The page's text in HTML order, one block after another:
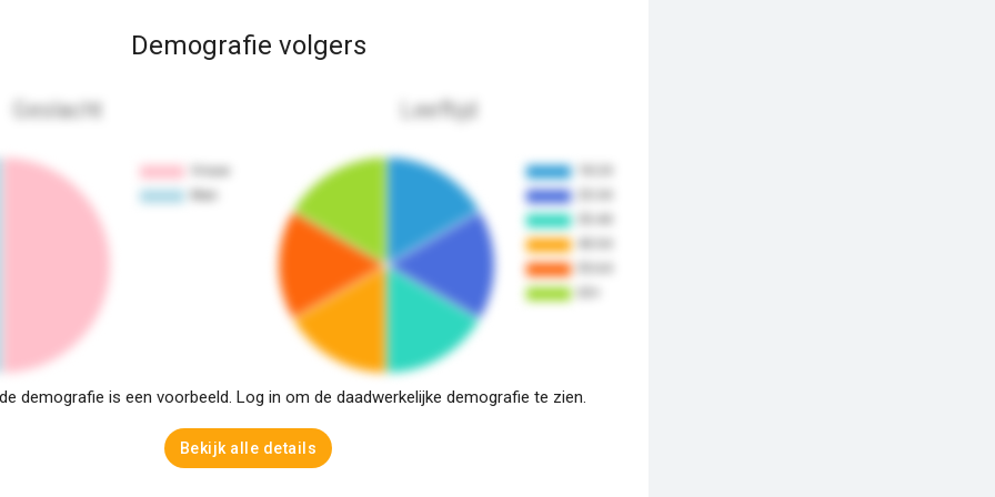
Demografie volgers
Geslacht Leeftijd
demografie is een voorbeeld. Log in om de daadwerkelijke demografie te zien.
Bekijk alle details